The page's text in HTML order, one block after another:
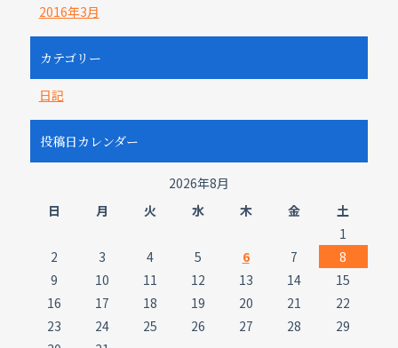
2016年3月
カテゴリー
日記
投稿日カレンダー
2026年8月
日
月 火 水 木 金
土
1
2
3 4 5 6 7
8
9
10 11 12 13 14
15
16
17 18 19 20 21
22
23
24 25 26 27 28
29